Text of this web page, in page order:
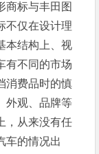
标与丰田图
不仅在设计理
本结构上、视
有不同的市场
消费品时的慎
外观、品牌等
，从来没有任
车的情况出